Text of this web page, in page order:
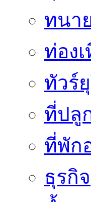
ทนา
ท่อง
ทัวร์
ที่ปลู
ที่พัก
ธุรกิจ